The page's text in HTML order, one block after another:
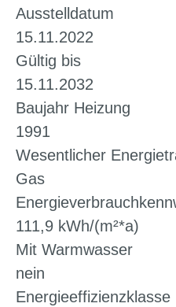
Ausstelldatum
15.11.2022
Gültig bis
15.11.2032
Baujahr Heizung
1991
Wesentlicher
Gas
111,9 kWh/(m²*a)
Mit Warmwasser
nein
Energieeffizienzklasse